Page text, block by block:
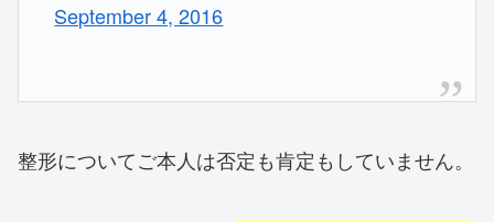
September 4, 2016
整形についてご本人は否定も肯定もしていません。